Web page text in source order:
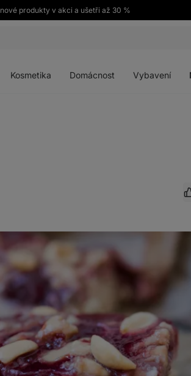
produkty v akci a ušetři až 30 %
Kosmetika Domácnost Vybavení